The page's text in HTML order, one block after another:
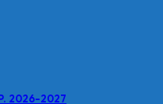
2026-2027